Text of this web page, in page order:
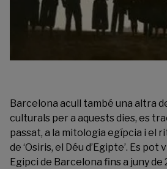
Barcelona acull també una altra
culturals per a aquests dies, es
passat, a la mitologia egípcia i el
de ‘Osiris, el Déu d’Egipte’. Es pot
Egipci de Barcelona fins a juny de